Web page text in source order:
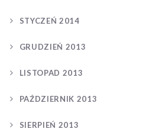
STYCZEŃ 2014
GRUDZIEŃ 2013
LISTOPAD 2013
PAŹDZIERNIK 2013
SIERPIEŃ 2013